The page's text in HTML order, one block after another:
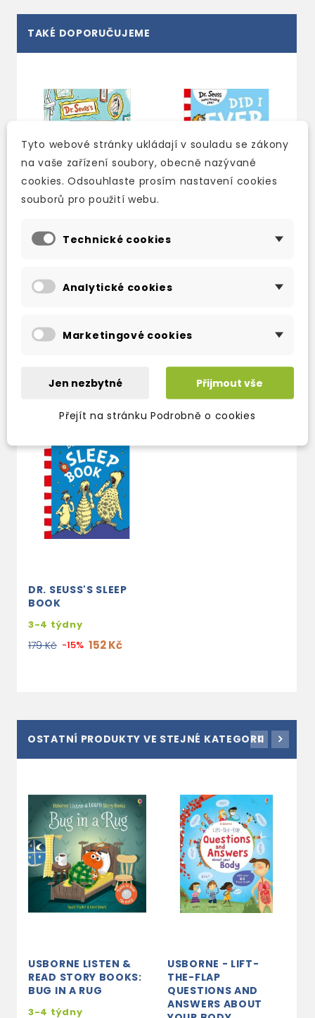
TAKÉ DOPORUČUJEME
skladem (ihned
449 Kč -15% 382 Kč
ARE?
DR. SEUSS'S SLEEP
BOOK
3-4 týdny
179 Kč -15% 152 Kč
OSTATNÍ PRODUKTY VE STEJNÉ KATEGORII
USBORNE LISTEN &
READ STORY BOOKS:
BUG IN A RUG
3-4 týdny
USBORNE - LIFT-
THE-FLAP
QUESTIONS AND
ANSWERS ABOUT
Tyto webové stránky ukládají v souladu se zákony
na vaše zařízení soubory, obecně nazývané
cookies. Odsouhlaste prosím nastavení cookies
souborů pro použití webu.
Technické cookies
Analytické cookies
Marketingové cookies
Jen nezbytné Přijmout vše
Přejít na stránku Podrobně o cookies